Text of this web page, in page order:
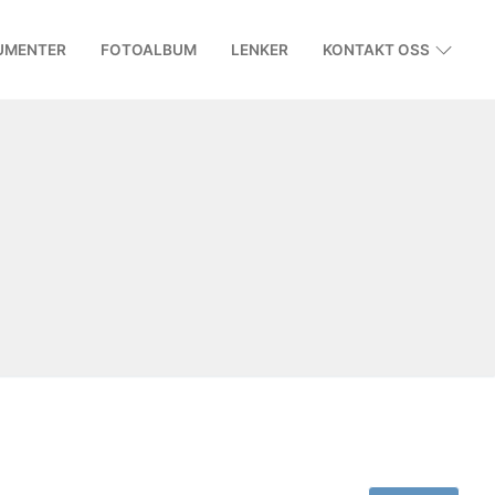
FOTOALBUM LENKER KONTAKT OSS